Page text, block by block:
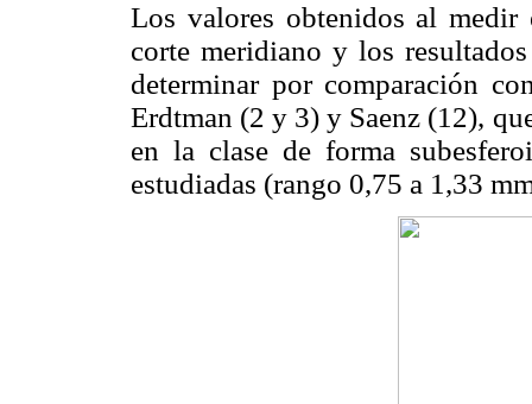
Los valores obtenidos al
corte meridiano y los
determinar por comparación
Erdtman (2 y 3) y Saenz (12),
en la clase de forma
estudiadas (rango 0,75 a 1,33